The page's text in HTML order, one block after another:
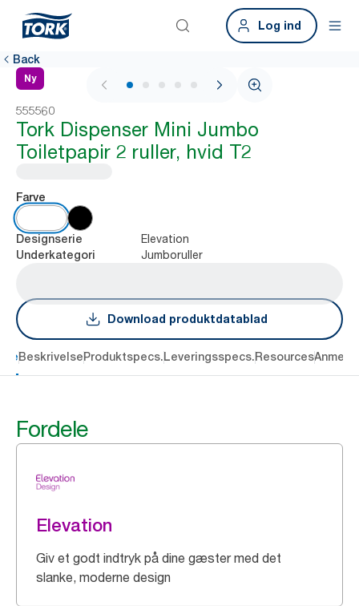
Log ind
Back
Ny
1 / 7
555560
Tork Dispenser Mini Jumbo
Toiletpapir 2 ruller, hvid T2
Farve
Designserie Elevation
Underkategori Jumboruller
Download produktdatablad
BeskrivelseProduktspecs.Leveringsspecs.Resources
Fordele
Elevation
Giv et godt indtryk på dine gæster med det
slanke, moderne design